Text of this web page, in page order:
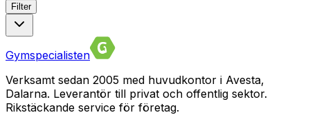
Filter
Gymspecialisten
Verksamt sedan 2005 med huvudkontor i Avesta,
Dalarna. Leverantör till privat och offentlig sektor.
Rikstäckande service för företag.